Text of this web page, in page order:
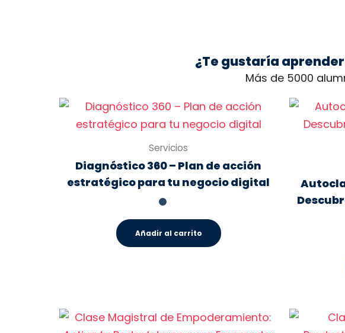
¿Te gustaría
Más de 5000
Servicios
Diagnóstico 360 – Plan de acción
estratégico para tu negocio digital
Añadir al carrito